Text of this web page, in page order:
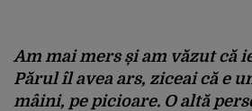
Am mai mers și am văzut că
Părul îl avea ars, ziceai că e
mâini, pe picioare. O altă